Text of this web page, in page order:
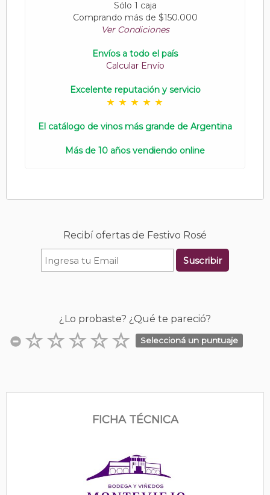
Sólo 1 caja
Comprando más de $150.000
Ver Condiciones
Envíos a todo el país
Calcular Envío
Excelente reputación y servicio
El catálogo de vinos más grande de Argentina
Más de 10 años vendiendo online
Recibí ofertas de Festivo Rosé
Suscribir
¿Lo probaste? ¿Qué te pareció?
Seleccioná un puntuaje
FICHA TÉCNICA